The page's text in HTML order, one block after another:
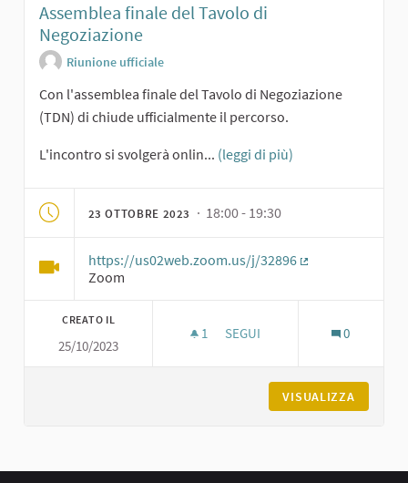
Assemblea finale del Tavolo di
Negoziazione
Riunione ufficiale
Con l'assemblea finale del Tavolo di Negoziazione
(TDN) di chiude ufficialmente il percorso.
L'incontro si svolgerà onlin... (leggi di più)
23 OTTOBRE 2023 · 18:00 - 19:30
https://us02web.zoom.us/j/32896
Zoom
CREATO IL
25/10/2023
1 1 SOSTENITORI
SEGUI 0
VISUALIZZA